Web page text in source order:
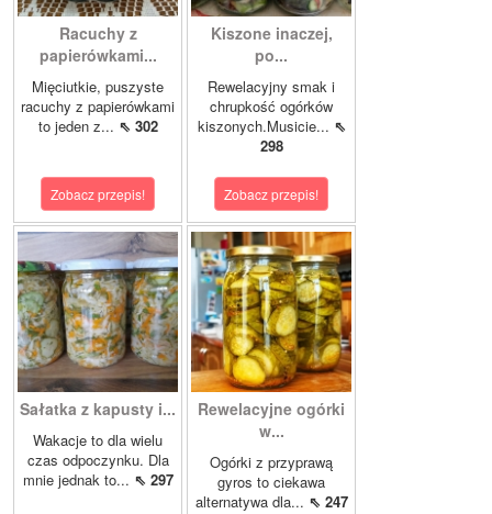
Racuchy z
papierówkami...
Mięciutkie, puszyste
racuchy z papierówkami
to jeden z... ⇖ 302
Zobacz przepis!
Kiszone inaczej,
po...
Rewelacyjny smak i
chrupkość ogórków
kiszonych.Musicie... ⇖
298
Zobacz przepis!
Sałatka z kapusty i...
Wakacje to dla wielu
czas odpoczynku. Dla
mnie jednak to... ⇖ 297
Rewelacyjne ogórki
w...
Ogórki z przyprawą
gyros to ciekawa
alternatywa dla... ⇖ 247